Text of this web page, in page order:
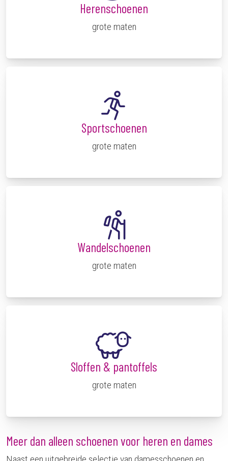
Herenschoenen
grote maten
Sportschoenen
grote maten
Wandelschoenen
grote maten
Sloffen & pantoffels
grote maten
Meer dan alleen schoenen voor heren en dames